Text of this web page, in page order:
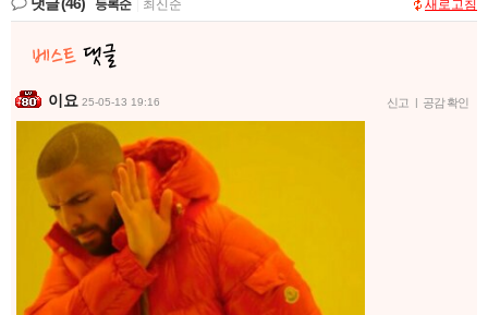
등록순 최신순 새로고침
이요 25-05-13 19:16 신고 | 공감 확인